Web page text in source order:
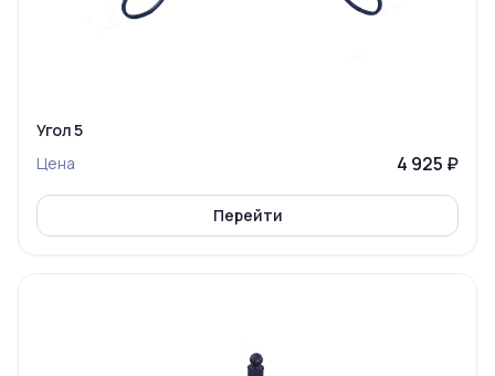
Угол 5
Цена
4 925 ₽
Перейти